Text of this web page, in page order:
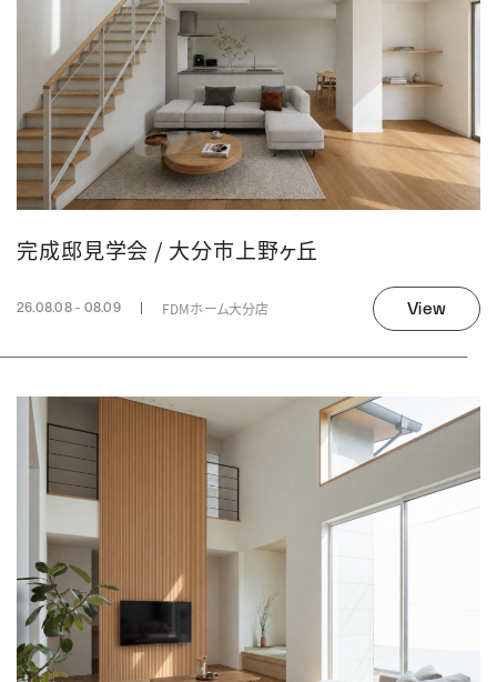
完成邸見学会 / 大分市上野ヶ丘
26.08.08 - 08.09 FDMホーム大分店 View